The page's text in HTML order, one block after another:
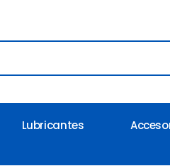
Lubricantes